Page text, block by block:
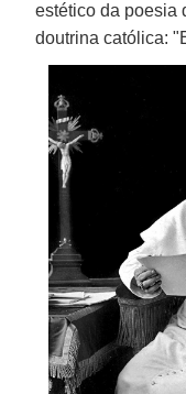
estético da poesia
doutrina católica: